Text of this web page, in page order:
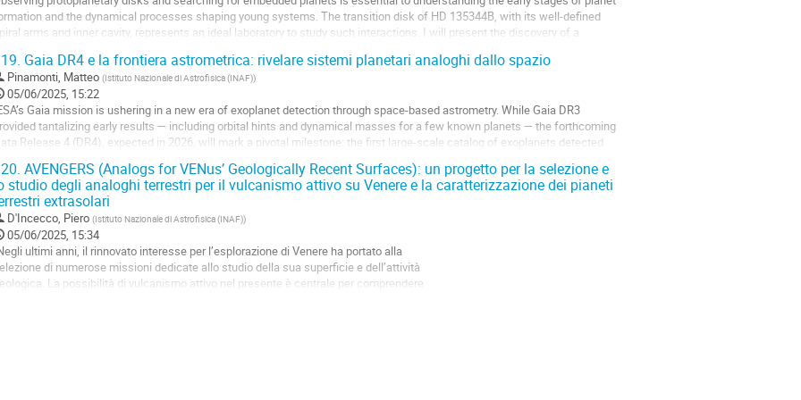
and the dynamical processes shaping young systems. The transition disk of HD 135344B, with its well-defined
arms and inner cavity, represents an ideal laboratory to study such interactions. I will present the discovery of a
Gaia DR4 e la frontiera astrometrica: rivelare sistemi planetari analoghi dallo spazio
Pinamonti, Matteo (Istituto Nazionale di Astrofisica (INAF))
05/06/2025, 15:22
Gaia mission is ushering in a new era of exoplanet detection through space-based astrometry. While Gaia DR3
tantalizing early results — including orbital hints and dynamical masses for a few known planets — the forthcoming
Release 4 (DR4), expected in 2026, will mark a pivotal milestone: the first large-scale catalog of exoplanets detected
AVENGERS (Analogs for VENus’ Geologically Recent Surfaces): un progetto per la selezione e
studio degli analoghi terrestri per il vulcanismo attivo su Venere e la caratterizzazione dei pianeti
extrasolari
D'Incecco, Piero (Istituto Nazionale di Astrofisica (INAF))
05/06/2025, 15:34
ultimi anni, il rinnovato interesse per l’esplorazione di Venere ha portato alla
di numerose missioni dedicate allo studio della sua superficie e dell’attività
La possibilità di vulcanismo attivo nel presente è centrale per comprendere